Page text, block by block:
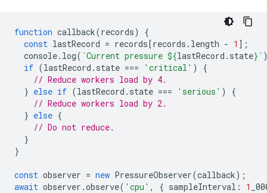
function callback(records)
{
const lastRecord = records[records . length - 1 ];
console. log( `Current pressure ${lastRecord . state} `
if (lastRecord . state === 'critical' )
{
// Reduce workers load by 4.
} else if (lastRecord . state === 'serious' )
{
// Reduce workers load by 2.
} else {
// Do not reduce.
}
}
const observer = new PressureObserver(callback);
await observer .observe( 'cpu' , { sampleInterval : 1